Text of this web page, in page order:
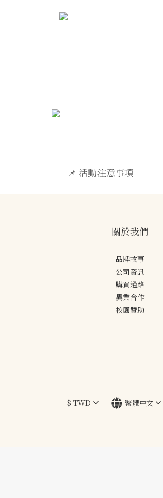
📌 活動注意事項
關於我們
品牌故事
公司資訊
購買通路
異業合作
校園贊助
$ TWD 繁體中文